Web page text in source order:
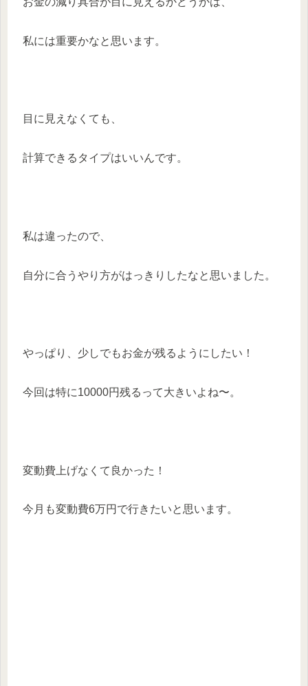
私には重要かなと思います。
目に見えなくても、
計算できるタイプはいいんです。
私は違ったので、
自分に合うやり方がはっきりしたなと思いました。
やっぱり、少しでもお金が残るようにしたい！
今回は特に10000円残るって大きいよね〜。
変動費上げなくて良かった！
今月も変動費6万円で行きたいと思います。